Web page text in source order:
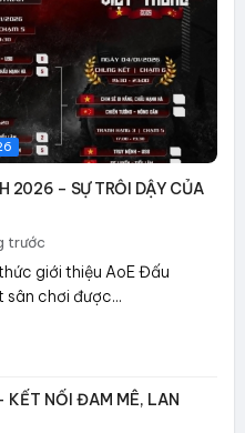
2026 – SỰ TRỖI DẬY CỦA
trước
giới thiệu AoE Đấu
chơi được...
KẾT NỐI ĐAM MÊ, LAN